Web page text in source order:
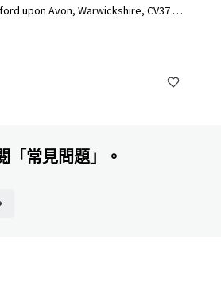
upon Avon, Warwickshire, CV37 0
「常見問題」。